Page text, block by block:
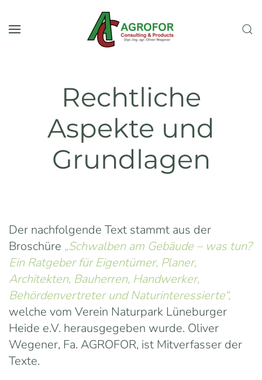
Skip to main content
Rechtliche
Aspekte und
Grundlagen
Der nachfolgende Text stammt aus der
Broschüre „Schwalben am Gebäude – was tun?
Ein Ratgeber für Eigentümer, Planer,
Architekten, Bauherren, Handwerker,
Behördenvertreter und Naturinteressierte“,
welche vom Verein Naturpark Lüneburger
Heide e.V. herausgegeben wurde. Oliver
Wegener, Fa. AGROFOR, ist Mitverfasser der
Texte.